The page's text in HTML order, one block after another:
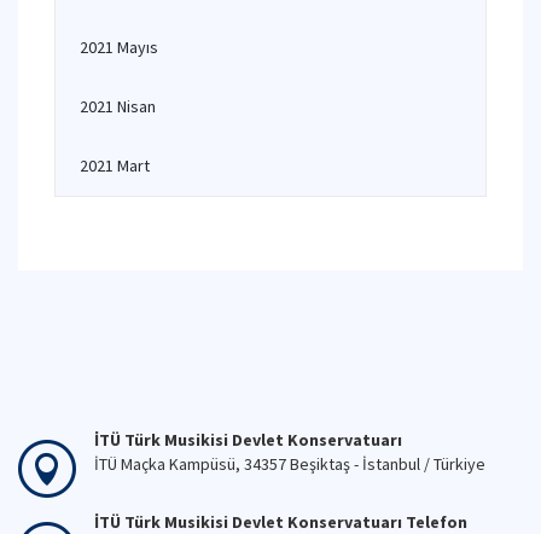
2021 Mayıs
2021 Nisan
2021 Mart
İTÜ Türk Musikisi Devlet Konservatuarı
İTÜ Maçka Kampüsü, 34357 Beşiktaş - İstanbul / Türkiye
İTÜ Türk Musikisi Devlet Konservatuarı Telefon